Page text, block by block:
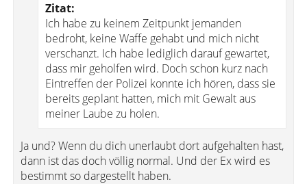
Zitat:
Ich habe zu keinem Zeitpunkt jemanden
bedroht, keine Waffe gehabt und mich nicht
verschanzt. Ich habe lediglich darauf gewartet,
dass mir geholfen wird. Doch schon kurz nach
Eintreffen der Polizei konnte ich hören, dass sie
bereits geplant hatten, mich mit Gewalt aus
meiner Laube zu holen.
Ja und? Wenn du dich unerlaubt dort aufgehalten hast,
dann ist das doch völlig normal. Und der Ex wird es
bestimmt so dargestellt haben.